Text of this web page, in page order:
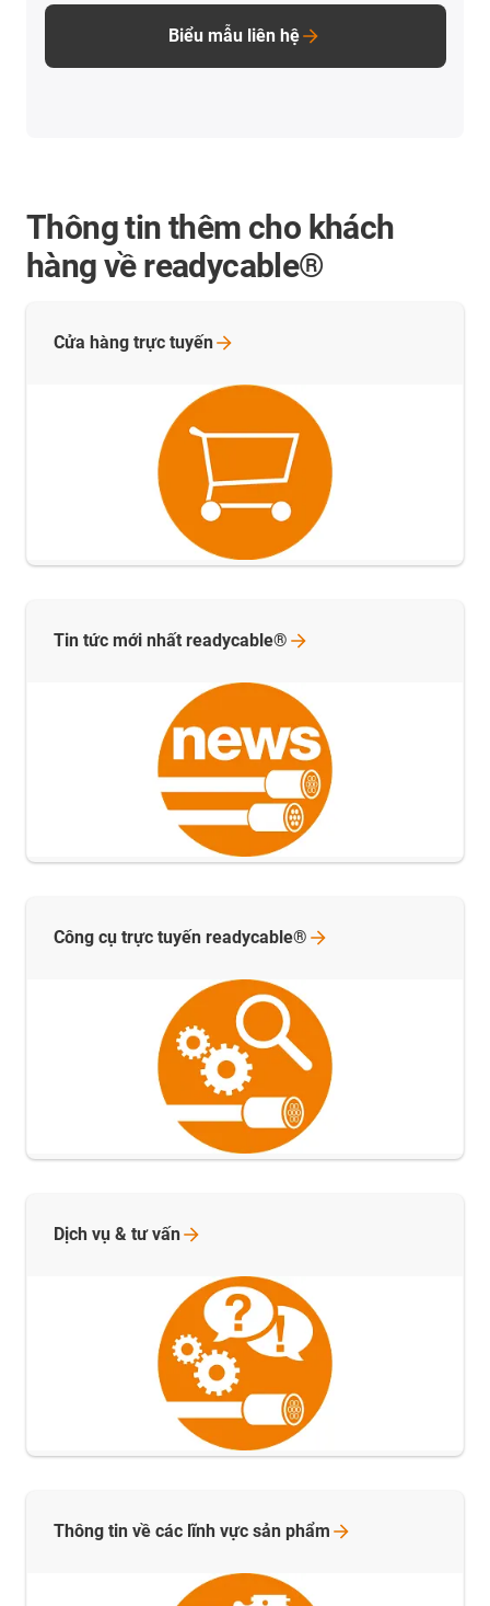
Biểu mẫu liên hệ
Thông tin thêm cho khách
hàng về readycable®
Cửa hàng trực tuyến
Tin tức mới nhất readycable®
Công cụ trực tuyến readycable®
Dịch vụ & tưvấn
Thông tin về các lĩnh vực sản phẩm